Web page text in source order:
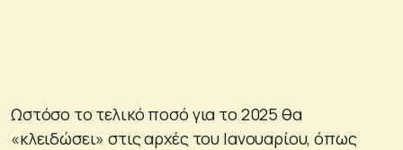
Ωστόσο το τελικό ποσό για το 2025 θα
«κλειδώσει» στις αρχές του Ιανουαρίου, όπως